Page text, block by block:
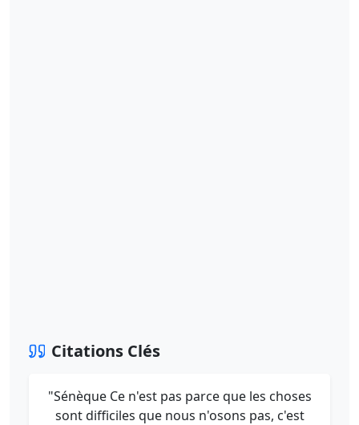
Citations Clés
"Sénèque Ce n'est pas parce que les choses
sont difficiles que nous n'osons pas, c'est